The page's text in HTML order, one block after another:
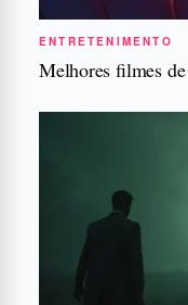
ENTRETENIMENTO
Melhores filmes